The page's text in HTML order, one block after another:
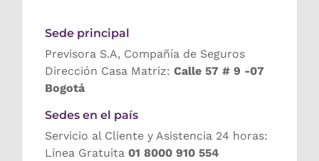
Sede principal
Previsora S.A, Compañía de Seguros
Dirección Casa Matriz: Calle 57 # 9 -07
Bogotá
Sedes en el país
Servicio al Cliente y Asistencia 24 horas:
Línea Gratuita 01 8000 910 554